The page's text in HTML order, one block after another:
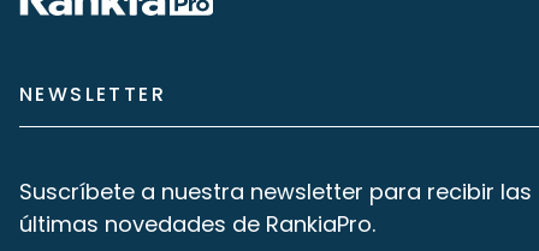
NEWSLETTER
Suscríbete a nuestra newsletter para recibir las
últimas novedades de RankiaPro.